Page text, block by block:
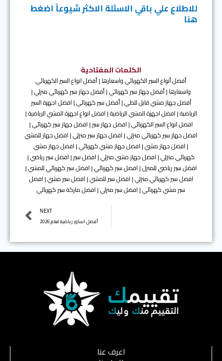
للاطلاع علي باقي الاسئلة الاكثر شيوعاً اضغط
هنا
الكلمات المفتاحية
أفضل أنواع السير الكهربائي واسعارها | أفضل انواع السير الكهربائي
واسعارها | أفضل جهاز سير كهربائي | أفضل جهاز سير كهربائي منزلي |
أفضل جهاز مشي قابل للطي | أفضل سير كهربائي | افضل اجهزة السير
الرياضية | افضل اجهزة المشي الرياضية | افضل انواع اجهزة المشي الرياضية |
افضل انواع السير الكهربائي | افضل جهاز سير | افضل جهاز سير كهربائي |
افضل جهاز سير كهربائي منزلي | افضل جهاز سير منزلي | افضل جهاز للمشي
| افضل جهاز مشي | افضل جهاز مشي كهربائي | افضل جهاز مشي
كهربائي منزلي | افضل جهاز مشي منزلي | افضل سير | افضل سير رياضي |
افضل سير رياضي للمنزل | افضل سير كهربائي | افضل سير كهربائي للمشي |
افضل سير كهربائي منزلي | افضل سير للمشي | افضل سير مشي | افضل
سير مشي كهربائي | افضل سير منزلي | افضل ماركة سير كهربائي
NEXT
أفضل اساور رياضية لعام 2026
اعرف عنا